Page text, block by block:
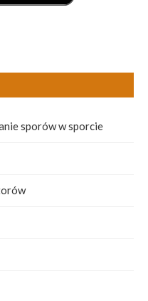
sporów w sporcie